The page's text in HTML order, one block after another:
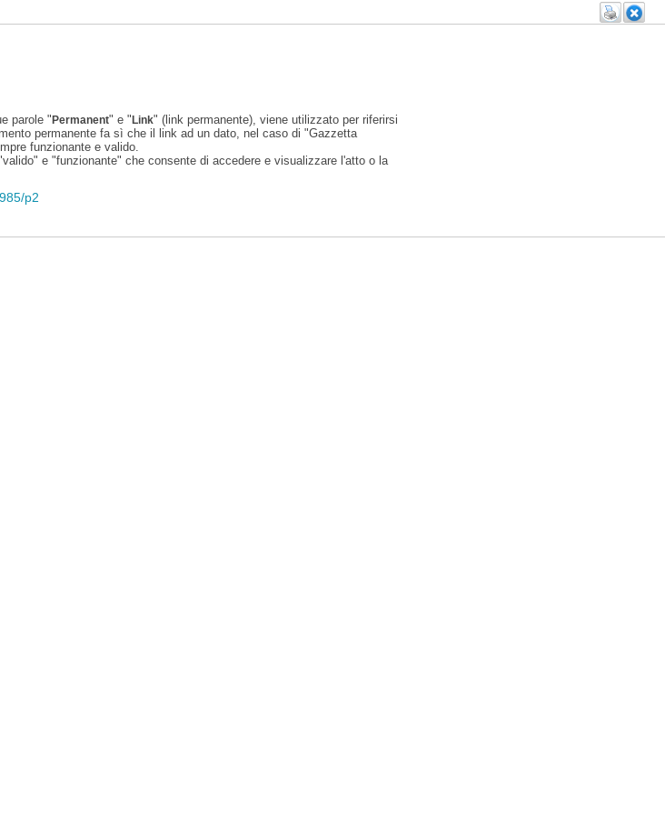
parole "Permanent" e "Link" (link permanente), viene utilizzato per riferirsi
permanente fa sì che il link ad un dato, nel caso di "Gazzetta
funzionante e valido.
e "funzionante" che consente di accedere e visualizzare l'atto o la
p2